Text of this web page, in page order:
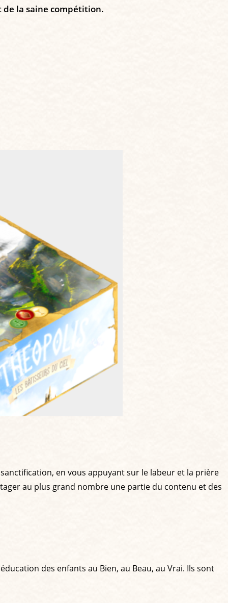
de la saine compétition.
en vous appuyant sur le labeur et la prière
au plus grand nombre une partie du contenu et des
des enfants au Bien, au Beau, au Vrai. Ils sont